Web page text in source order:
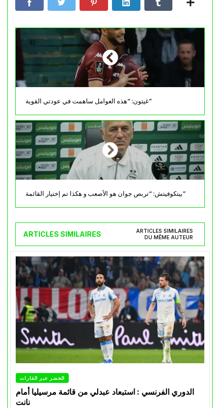
غيتون: “هذه العوامل ساهمت في عودتي القوية”
بيتكوفيتش: “تربص جوان هو الأصعب و هكذا تم إختيار القائمة”
ARTICLES SIMILAIRES
ARTICLES SIMILAIRES
DU MÊME AUTEUR
الخضر عبر القارات
الدوري الفرنسي : استبعاد عبدلي من قائمة مرسيليا أمام
نانت